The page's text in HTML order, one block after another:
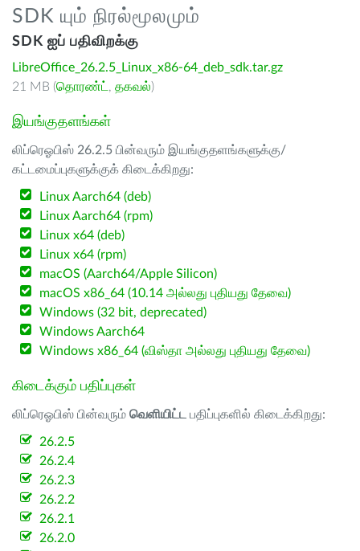
SDK யும் நிரல்மூலமும்
SDK ஐப் பதிவிறக்கு
LibreOffice_26.2.5_Linux_x86-64_deb_sdk.tar.gz
21 MB (தொரண்ட் , தகவல்)
இயங்குதளங்கள்
லிப்ரெஓபிஸ் 26.2.5 பின்வரும் இயங்குதளங்களுக்கு/
கட்டமைப்புகளுக்குக் கிடைக்கிறது:
Linux Aarch64 (deb)
Linux Aarch64 (rpm)
Linux x64 (deb)
Linux x64 (rpm)
macOS (Aarch64/Apple Silicon)
macOS x86_64 (10.14 அல்லது புதியது தேவை)
Windows (32 bit, deprecated)
Windows Aarch64
Windows x86_64 (விஸ்தா அல்லது புதியது தேவை)
கிடைக்கும் பதிப்புகள்
லிப்ரெஓபிஸ் பின்வரும் வெளியிட்ட பதிப்புகளில் கிடைக்கிறது:
26.2.5
26.2.4
26.2.3
26.2.2
26.2.1
26.2.0